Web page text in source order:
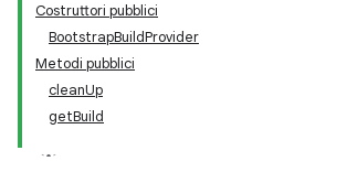
Costruttori pubblici
BootstrapBuildProvider
Metodi pubblici
cleanUp
getBuild